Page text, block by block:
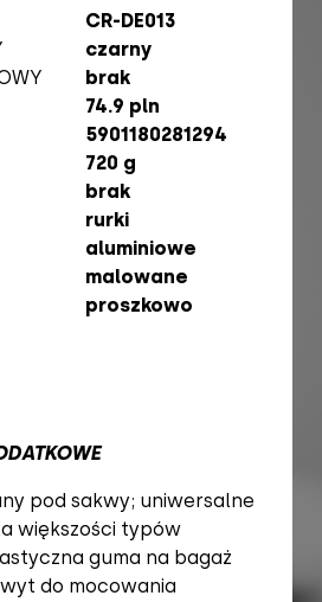
CR-DE013
czarny
brak
74.9 pln
5901180281294
720 g
brak
rurki
aluminiowe
malowane
proszkowo
pod sakwy; uniwersalne
większości typów
guma na bagaż
do mocowania